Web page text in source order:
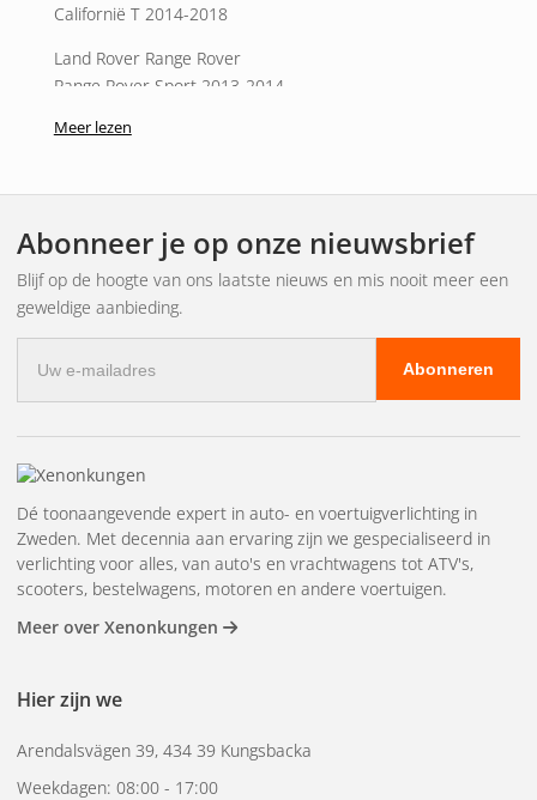
Californië T 2014-2018
Land Rover Range Rover
Range Rover Sport 2013-2014
ML250/350/450/550/63 AMG, ML Diesel BlueTec, ML 4Matic
2012-2014
Vito Avantgarde
KIA
Optima 2011-2014
C70 2011-2014
C30 2011-2014
Dit type replica van originele producten is op de markt
verkrijgbaar. Het meest gemeenschappelijke kenmerk van
originelen en kopieën is de buitenste behuizing. Wat hen
onderscheidt zijn de onderdelen, de programmering en de
kwaliteit.
Hoewel het origineel volledig functioneel is voor alle
in functionaliteit voor individuele merken of modellen,
afhankelijk van onder andere de technische kennis en
Meer lezen
Abonneer je op onze nieuwsbrief
Blijf op de hoogte van ons laatste nieuws en mis nooit meer een
geweldige aanbieding.
mailadres
Abonneren
Dé toonaangevende expert in auto- en voertuigverlichting in
Zweden. Met decennia aan ervaring zijn we gespecialiseerd in
verlichting voor alles, van auto's en vrachtwagens tot ATV's,
scooters, bestelwagens, motoren en andere voertuigen.
Meer over Xenonkungen
Hier zijn we
Arendalsvägen 39, 434 39 Kungsbacka
Weekdagen: 08:00 - 17:00